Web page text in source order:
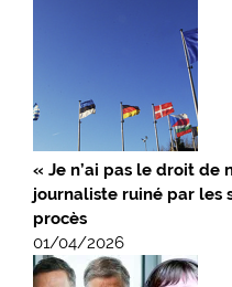
« Je n’ai pas le droit de
journaliste ruiné par les
procès
01/04/2026